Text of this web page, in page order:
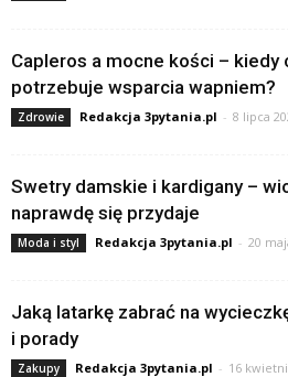
Capleros a mocne kości – kiedy
potrzebuje wsparcia wapniem?
Zdrowie Redakcja 3pytania.pl - 8 lipca
Swetry damskie i kardigany –
naprawdę się przydaje
Moda i styl Redakcja 3pytania.pl - 20
Jaką latarkę zabrać na
i porady
Zakupy Redakcja 3pytania.pl - 16